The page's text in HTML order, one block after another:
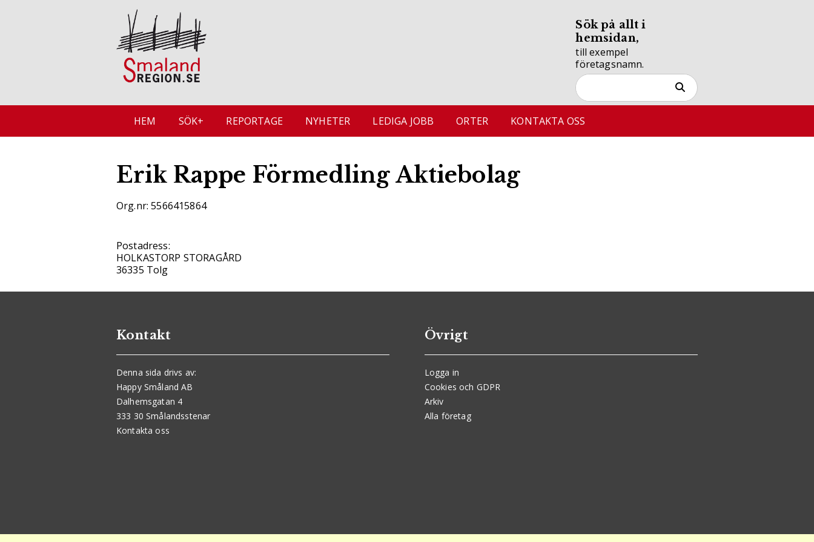
Sök på allt i
hemsidan,
till exempel
företagsnamn.
HEM SÖK+ REPORTAGE NYHETER LEDIGA JOBB ORTER KONTAKTA OSS
Erik Rappe Förmedling Aktiebolag
Org.nr: 5566415864
Postadress:
HOLKASTORP STORAGÅRD
36335 Tolg
Kontakt
Denna sida drivs av:
Happy Småland AB
Dalhemsgatan 4
333 30 Smålandsstenar
Kontakta oss
Övrigt
Logga in
Cookies och GDPR
Arkiv
Alla företag